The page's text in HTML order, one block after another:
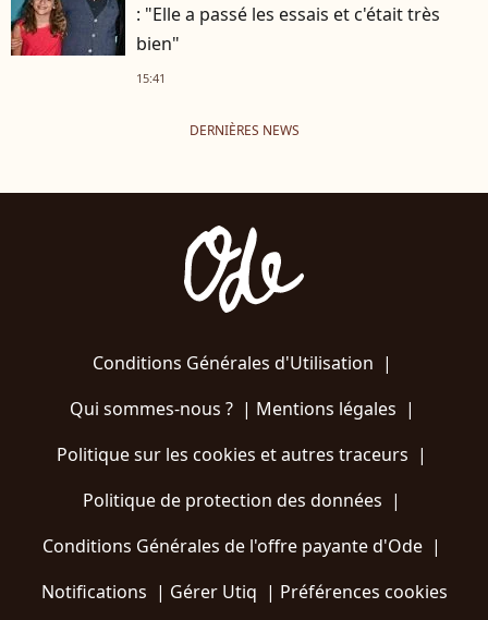
: "Elle a passé les essais et c'était très
bien"
15:41
DERNIÈRES NEWS
Conditions Générales d'Utilisation |
Qui sommes-nous ?| Mentions légales |
Politique sur les cookies et autres traceurs |
Politique de protection des données |
Conditions Générales de l'offre payante d'Ode |
Notifications | Gérer Utiq | Préférences cookies